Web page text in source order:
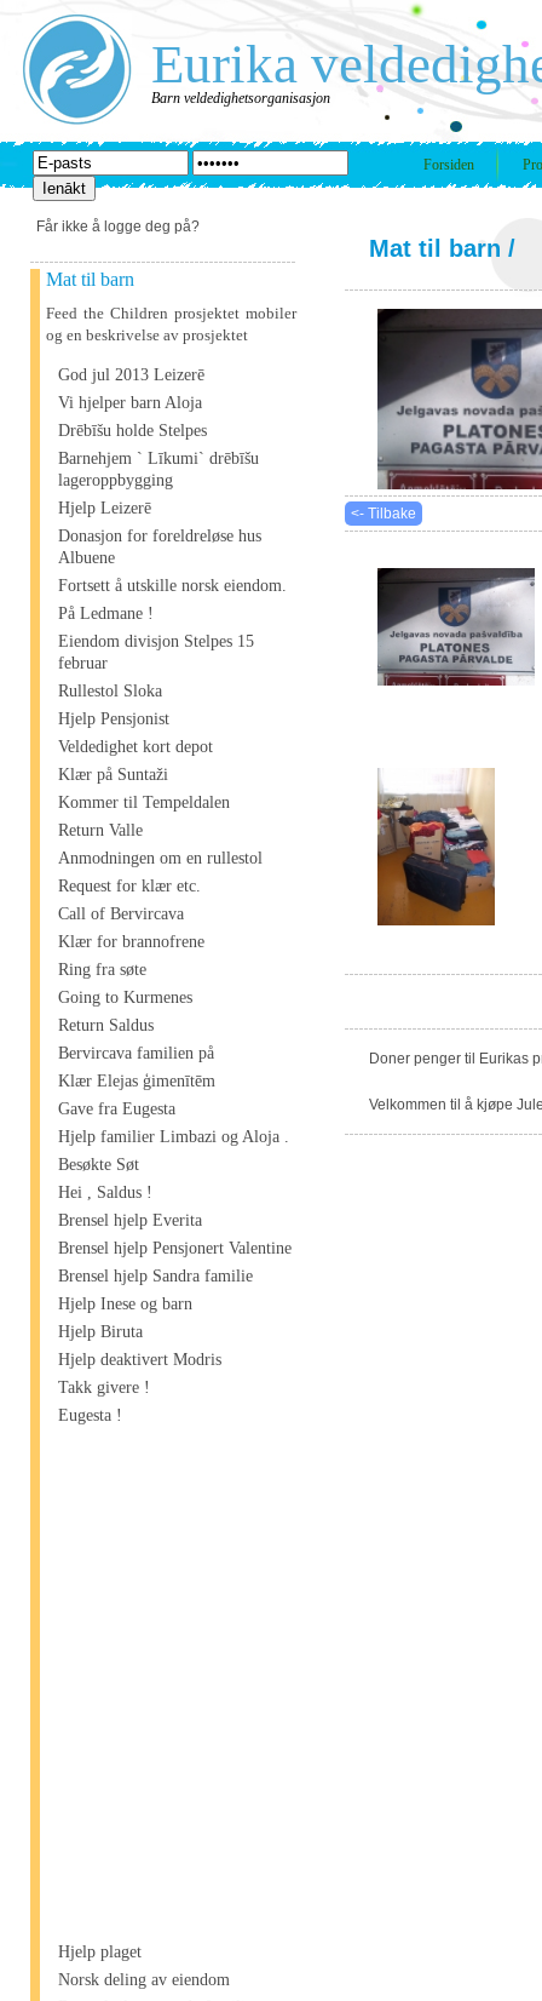
Eurika
Barn veldedighetsorganisasjon
Forsiden
Får ikke å logge deg på?
Mat til barn
Feed the Children prosjektet mobiler
og en beskrivelse av prosjektet
God jul 2013 Leizerē
Vi hjelper barn Aloja
Drēbīšu holde Stelpes
Barnehjem ` Līkumi` drēbīšu
lageroppbygging
Hjelp Leizerē
Donasjon for foreldreløse hus
Albuene
Fortsett å utskille norsk eiendom.
På Ledmane !
Eiendom divisjon Stelpes 15
februar
Rullestol Sloka
Hjelp Pensjonist
Veldedighet kort depot
Klær på Suntaži
Kommer til Tempeldalen
Return Valle
Anmodningen om en rullestol
Request for klær etc.
Call of Bervircava
Klær for brannofrene
Ring fra søte
Going to Kurmenes
Return Saldus
Bervircava familien på
Klær Elejas ģimenītēm
Gave fra Eugesta
Hjelp familier Limbazi og Aloja .
Besøkte Søt
Hei , Saldus !
Brensel hjelp Everita
Brensel hjelp Pensjonert Valentine
Brensel hjelp Sandra familie
Hjelp Inese og barn
Hjelp Biruta
Hjelp deaktivert Modris
Takk givere !
Eugesta !
Hjelp plaget
Norsk deling av eiendom
Mat til barn /
<- Tilbake
Doner penger til Eurikas
Velkommen til å kjøpe